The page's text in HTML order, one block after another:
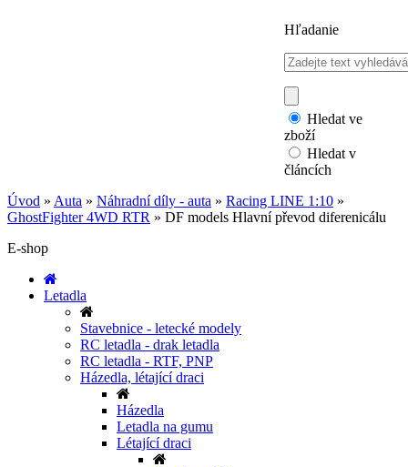
Hľadanie
Hledat ve
zboží
Hledat v
článcích
Úvod » Auta » Náhradní díly - auta » Racing LINE 1:10 »
GhostFighter 4WD RTR » DF models Hlavní převod diferenicálu
E-shop
Letadla
Stavebnice - letecké modely
RC letadla - drak letadla
RC letadla - RTF, PNP
Házedla, létající draci
Házedla
Letadla na gumu
Létající draci